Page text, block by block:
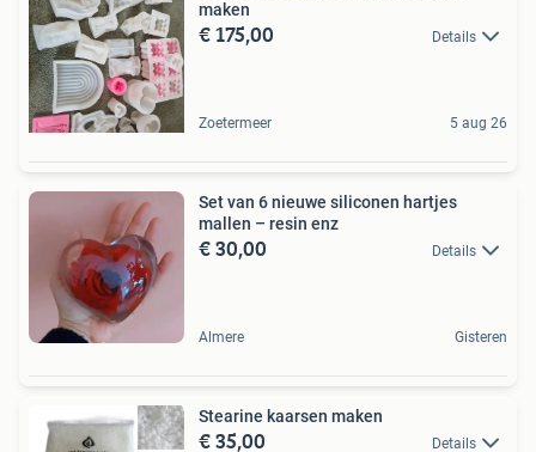
maken
€ 175,00 Details
Zoetermeer 5 aug 26
Set van 6 nieuwe siliconen hartjes
mallen – resin enz
€ 30,00 Details
Almere Gisteren
Stearine kaarsen maken
€ 35,00 Details